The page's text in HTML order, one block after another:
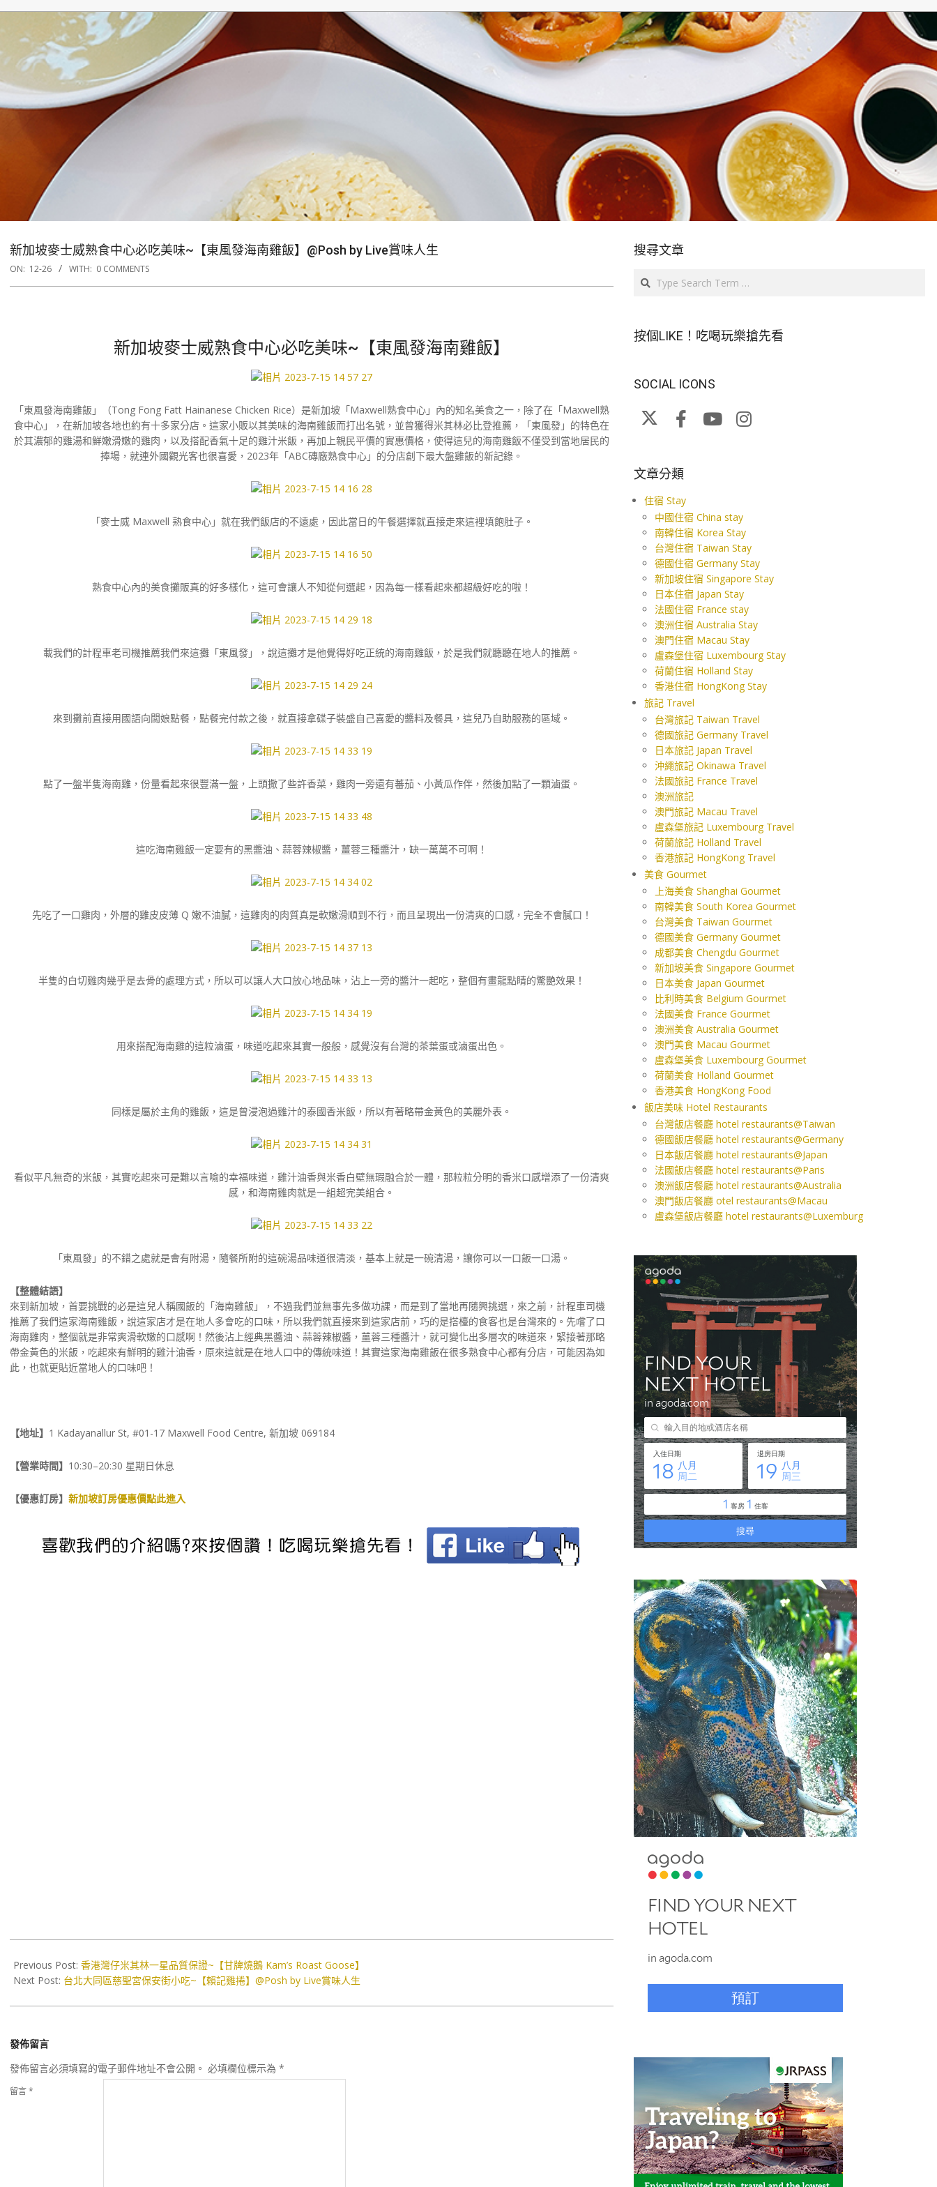
新加坡麥士威熟食中心必吃美味~【東風發海南雞飯】@Posh by Live賞味人生
ON: 12-26 WITH: 0 COMMENTS
新加坡麥士威熟食中心必吃美味~【東風發海南雞飯】
「東風發海南雞飯」（Tong Fong Fatt Hainanese Chicken Rice）是新加坡「Maxwell熟食中心」內的知名美食之一，除了在「Maxwell熟
食中心」，在新加坡各地也約有十多家分店。這家小販以其美味的海南雞飯而打出名號，並曾獲得米其林必比登推薦，「東風發」的特色在
於其濃郁的雞湯和鮮嫩滑嫩的雞肉，以及搭配香氣十足的雞汁米飯，再加上親民平價的實惠價格，使得這兒的海南雞飯不僅受到當地居民的
捧場，就連外國觀光客也很喜愛，2023年「ABC磚廠熟食中心」的分店創下最大盤雞飯的新記錄。
「麥士威 Maxwell 熟食中心」就在我們飯店的不遠處，因此當日的午餐選擇就直接走來這裡填飽肚子。
熟食中心內的美食攤販真的好多樣化，這可會讓人不知從何選起，因為每一樣看起來都超級好吃的啦！
載我們的計程車老司機推薦我們來這攤「東風發」，說這攤才是他覺得好吃正統的海南雞飯，於是我們就聽聽在地人的推薦。
來到攤前直接用國語向闆娘點餐，點餐完付款之後，就直接拿碟子裝盛自己喜愛的醬料及餐具，這兒乃自助服務的區域。
點了一盤半隻海南雞，份量看起來很豐滿一盤，上頭撒了些許香菜，雞肉一旁還有蕃茄、小黃瓜作伴，然後加點了一顆滷蛋。
這吃海南雞飯一定要有的黑醬油、蒜蓉辣椒醬，薑蓉三種醬汁，缺一萬萬不可啊！
先吃了一口雞肉，外層的雞皮皮薄 Q 嫩不油膩，這雞肉的肉質真是軟嫩滑順到不行，而且呈現出一份清爽的口感，完全不會膩口！
半隻的白切雞肉幾乎是去骨的處理方式，所以可以讓人大口放心地品味，沾上一旁的醬汁一起吃，整個有畫龍點睛的驚艷效果！
用來搭配海南雞的這粒滷蛋，味道吃起來其實一般般，感覺沒有台灣的茶葉蛋或滷蛋出色。
同樣是屬於主角的雞飯，這是曾浸泡過雞汁的泰國香米飯，所以有著略帶金黃色的美麗外表。
看似平凡無奇的米飯，其實吃起來可是難以言喻的幸福味道，雞汁油香與米香白壁無瑕融合於一體，那粒粒分明的香米口感增添了一份清爽
感，和海南雞肉就是一組超完美組合。
「東風發」的不錯之處就是會有附湯，隨餐所附的這碗湯品味道很清淡，基本上就是一碗清湯，讓你可以一口飯一口湯。
【整體結語】
來到新加坡，首要挑戰的必是這兒人稱國飯的「海南雞飯」，不過我們並無事先多做功課，而是到了當地再隨興挑選，來之前，計程車司機
推薦了我們這家海南雞飯，說這家店才是在地人多會吃的口味，所以我們就直接來到這家店前，巧的是搭檯的食客也是台灣來的。先嚐了口
海南雞肉，整個就是非常爽滑軟嫩的口感啊！然後沾上經典黑醬油、蒜蓉辣椒醬，薑蓉三種醬汁，就可變化出多層次的味道來，緊接著那略
帶金黃色的米飯，吃起來有鮮明的雞汁油香，原來這就是在地人口中的傳統味道！其實這家海南雞飯在很多熟食中心都有分店，可能因為如
此，也就更貼近當地人的口味吧！
【地址】 1 Kadayanallur St, #01-17 Maxwell Food Centre, 新加坡 069184
【營業時間】 10:30–20:30 星期日休息
【優惠訂房】 新加坡訂房優惠價點此進入
12-
26
Previous Post: 香港灣仔米其林一星品質保證~【甘牌燒鵝 Kam’s Roast Goose】
Next Post: 台北大同區慈聖宮保安街小吃~【賴記雞捲】@Posh by Live賞味人生
發佈留言
發佈留言必須填寫的電子郵件地址不會公開。 必填欄位標示為 *
留言*
搜尋文章
Search
按個LIKE！吃喝玩樂搶先看
SOCIAL ICONS
文章分類
住宿 Stay
中國住宿 China stay
南韓住宿 Korea Stay
台灣住宿 Taiwan Stay
德國住宿 Germany Stay
新加坡住宿 Singapore Stay
日本住宿 Japan Stay
法國住宿 France stay
澳洲住宿 Australia Stay
澳門住宿 Macau Stay
盧森堡住宿 Luxembourg Stay
荷蘭住宿 Holland Stay
香港住宿 HongKong Stay
旅記 Travel
台灣旅記 Taiwan Travel
德國旅記 Germany Travel
日本旅記 Japan Travel
沖繩旅記 Okinawa Travel
法國旅記 France Travel
澳洲旅記
澳門旅記 Macau Travel
盧森堡旅記 Luxembourg Travel
荷蘭旅記 Holland Travel
香港旅記 HongKong Travel
美食 Gourmet
上海美食 Shanghai Gourmet
南韓美食 South Korea Gourmet
台灣美食 Taiwan Gourmet
德國美食 Germany Gourmet
成都美食 Chengdu Gourmet
新加坡美食 Singapore Gourmet
日本美食 Japan Gourmet
比利時美食 Belgium Gourmet
法國美食 France Gourmet
澳洲美食 Australia Gourmet
澳門美食 Macau Gourmet
盧森堡美食 Luxembourg Gourmet
荷蘭美食 Holland Gourmet
香港美食 HongKong Food
飯店美味 Hotel Restaurants
台灣飯店餐廳 hotel restaurants@Taiwan
德國飯店餐廳 hotel restaurants@Germany
日本飯店餐廳 hotel restaurants@Japan
法國飯店餐廳 hotel restaurants@Paris
澳洲飯店餐廳 hotel restaurants@Australia
澳門飯店餐廳 otel restaurants@Macau
盧森堡飯店餐廳 hotel restaurants@Luxemburg